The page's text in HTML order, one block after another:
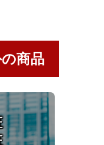
商品